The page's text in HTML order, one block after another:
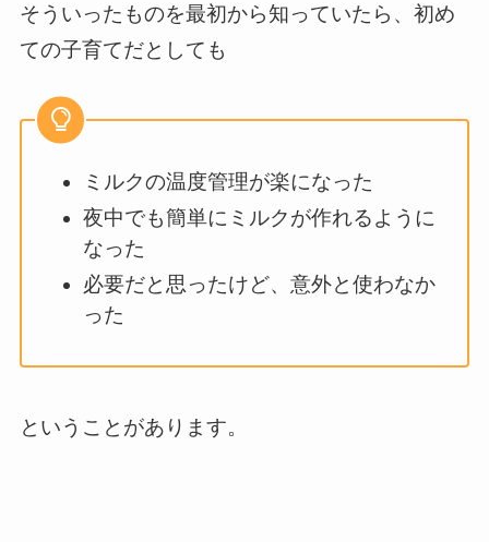
そういったものを最初から知っていたら、初め
ての子育てだとしても
ミルクの温度管理が楽になった
夜中でも簡単にミルクが作れるように
なった
必要だと思ったけど、意外と使わなか
った
ということがあります。